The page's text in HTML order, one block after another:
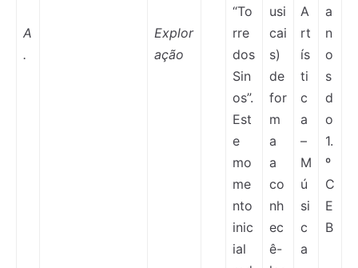
A
.
Explor
ação
“To
rre
dos
Sin
os”.
Est
e
mo
me
nto
inic
ial
usi
cai
s)
de
for
m
a
a
co
nh
ec
ê-
A
rt
ís
ti
c
a
–
M
ú
si
c
a
a
n
o
s
d
o
1.
º
C
E
B